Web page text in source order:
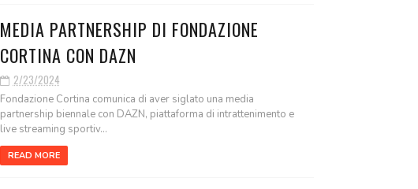
MEDIA PARTNERSHIP DI FONDAZIONE
CORTINA CON DAZN
2/23/2024
Fondazione Cortina comunica di aver siglato una media
partnership biennale con DAZN, piattaforma di intrattenimento e
live streaming sportiv...
READ MORE